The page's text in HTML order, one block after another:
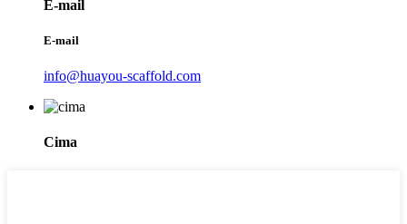
E-mail
E-mail
info@huayou-scaffold.com
Cima